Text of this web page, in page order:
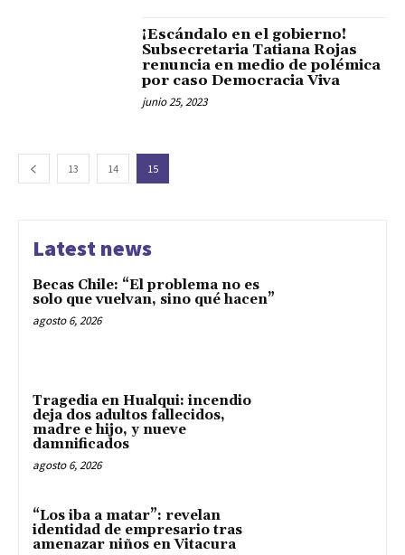
¡Escándalo en el gobierno!
Subsecretaria Tatiana Rojas
renuncia en medio de polémica
por caso Democracia Viva
junio 25, 2023
13 14 15
Latest news
Becas Chile: “El problema no es
solo que vuelvan, sino qué hacen”
agosto 6, 2026
Tragedia en Hualqui: incendio
deja dos adultos fallecidos,
madre e hijo, y nueve
damnificados
agosto 6, 2026
“Los iba a matar”: revelan
identidad de empresario tras
amenazar niños en Vitacura